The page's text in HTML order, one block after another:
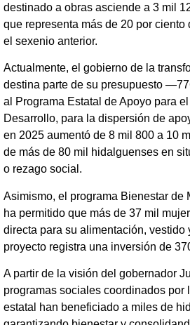
destinado a obras asciende a 3 mil
que representa más de 20 por ciento
el sexenio anterior.
Actualmente, el gobierno de la
destina parte de su presupuesto
al Programa Estatal de Apoyo para
Desarrollo, para la dispersión de
en 2025 aumentó de 8 mil 800 a 10
de más de 80 mil hidalguenses en
o rezago social.
Asimismo, el programa Bienestar de
ha permitido que más de 37 mil
directa para su alimentación, vestido
proyecto registra una inversión de
A partir de la visión del gobernador
programas sociales coordinados por
estatal han beneficiado a miles de